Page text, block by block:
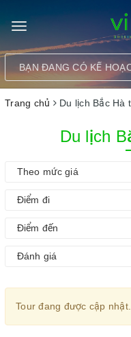
Toggle
navigation
Trang chủ Du lịch Bắc Hà
Du lịch
Theo mức giá
Điểm đi
Điểm đến
Đánh giá
Tour đang được cập